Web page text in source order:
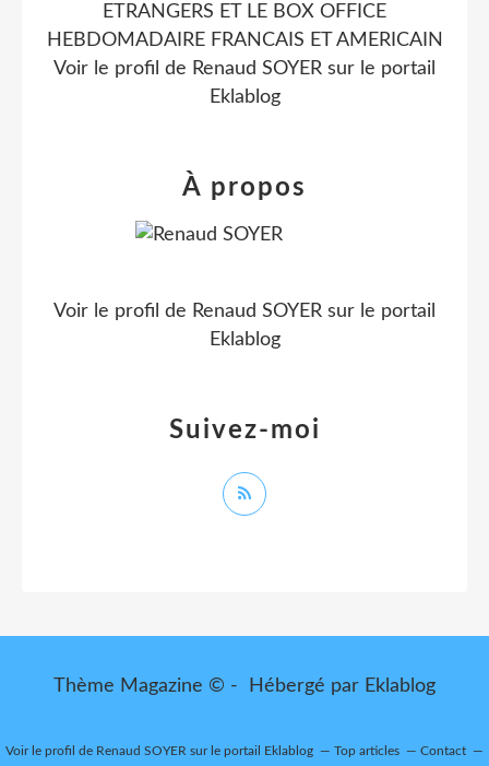
ETRANGERS ET LE BOX OFFICE
HEBDOMADAIRE FRANCAIS ET AMERICAIN
Voir le profil de Renaud SOYER sur le portail
Eklablog
Suivez-moi
À propos
Voir le profil de Renaud SOYER sur le portail
Eklablog
Thème Magazine © - Hébergé par Eklablog
Voir le profil de Renaud SOYER sur le portail Eklablog Top articles Contact